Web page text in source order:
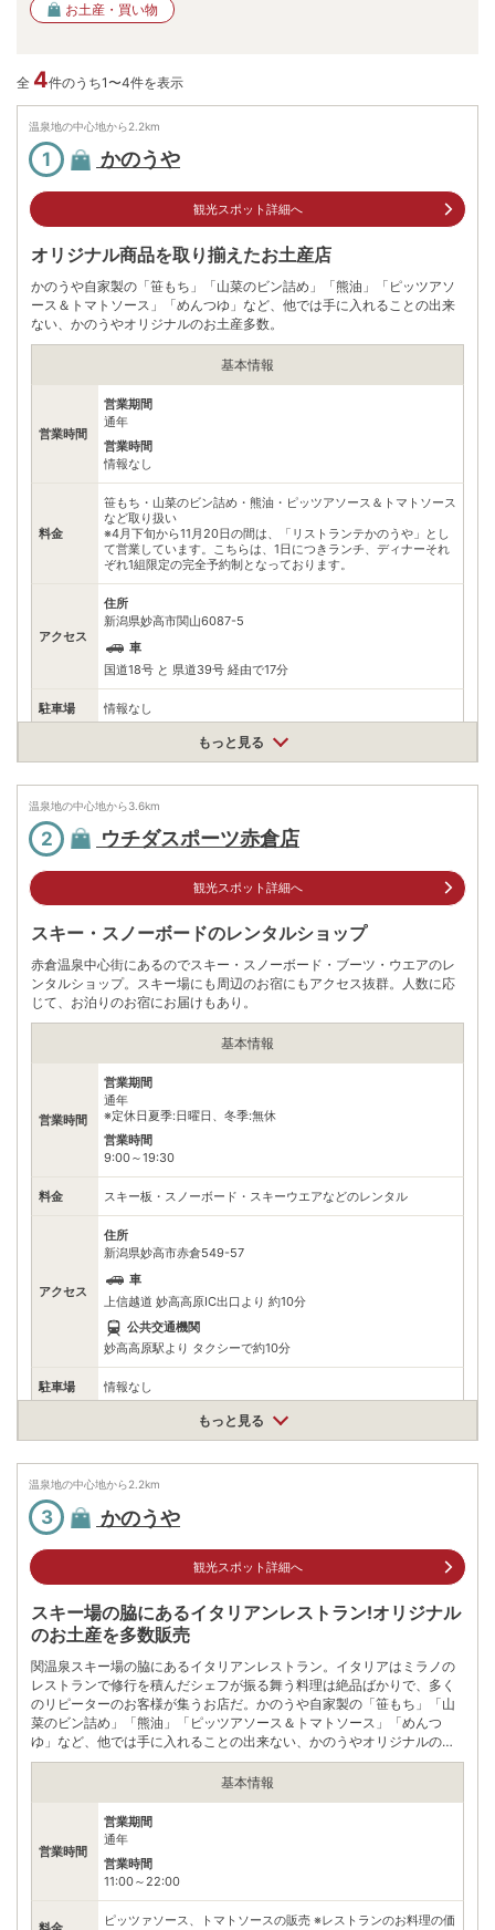
お土産・買い物
全 4件のうち1〜4件を表示
温泉地の中心地から2.2km
1 かのうや
観光スポット詳細へ
オリジナル商品を取り揃えたお土産店
かのうや自家製の「笹もち」「山菜のビン詰め」「熊油」「ピッツアソ
ース＆トマトソース」「めんつゆ」など、他では手に入れることの出来
ない、かのうやオリジナルのお土産多数。
基本情報
営業時間
営業期間
通年
営業時間
情報なし
料金
笹もち・山菜のビン詰め・熊油・ピッツアソース＆トマトソース
など取り扱い
※4月下旬から11月20日の間は、「リストランテかのうや」とし
て営業しています。こちらは、1日につきランチ、ディナーそれ
ぞれ1組限定の完全予約制となっております。
アクセス
住所
新潟県妙高市関山6087-5
車
国道18号 と 県道39号 経由で17分
駐車場 情報なし
※ 掲載情報は変更になる場合があります。最新の内容はご利用前にご自身でお
問合せください。
※ 料金情報は税込・税抜表記が混ざっております。正しい金額はご利用前にご
自身でお問合せください。
もっと見る
温泉地の中心地から3.6km
2 ウチダスポーツ赤倉店
観光スポット詳細へ
スキー・スノーボードのレンタルショップ
赤倉温泉中心街にあるのでスキー・スノーボード・ブーツ・ウエアのレ
ンタルショップ。スキー場にも周辺のお宿にもアクセス抜群。人数に応
じて、お泊りのお宿にお届けもあり。
基本情報
営業時間
営業期間
通年
※定休日夏季:日曜日、冬季:無休
営業時間
9:00～19:30
料金 スキー板・スノーボード・スキーウエアなどのレンタル
アクセス
住所
新潟県妙高市赤倉549-57
車
上信越道 妙高高原IC出口より 約10分
公共交通機関
妙高高原駅より タクシーで約10分
駐車場 情報なし
※ 掲載情報は変更になる場合があります。最新の内容はご利用前にご自身でお
問合せください。
※ 料金情報は税込・税抜表記が混ざっております。正しい金額はご利用前にご
自身でお問合せください。
もっと見る
温泉地の中心地から2.2km
3 かのうや
観光スポット詳細へ
スキー場の脇にあるイタリアンレストラン!オリジナル
のお土産を多数販売
関温泉スキー場の脇にあるイタリアンレストラン。イタリアはミラノの
レストランで修行を積んだシェフが振る舞う料理は絶品ばかりで、多く
のリピーターのお客様が集うお店だ。かのうや自家製の「笹もち」「山
菜のビン詰め」「熊油」「ピッツアソース＆トマトソース」「めんつ
ゆ」など、他では手に入れることの出来ない、かのうやオリジナルのお
土産を多数販売している。
基本情報
営業時間
営業期間
通年
営業時間
11:00～22:00
ピッツァソース、トマトソースの販売 ※レストランのお料理の価